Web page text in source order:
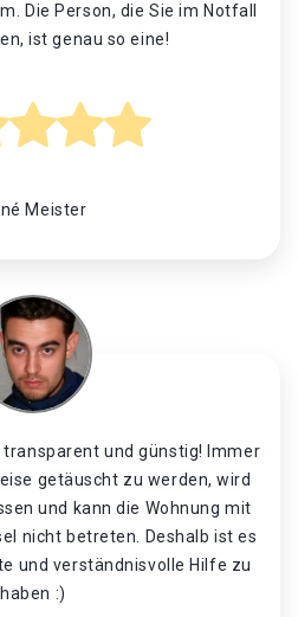
Die Person, die Sie im Notfall
ist genau so eine!
Meister
und günstig! Immer
getäuscht zu werden, wird
und kann die Wohnung mit
nicht betreten. Deshalb ist es
und verständnisvolle Hilfe zu
haben :)